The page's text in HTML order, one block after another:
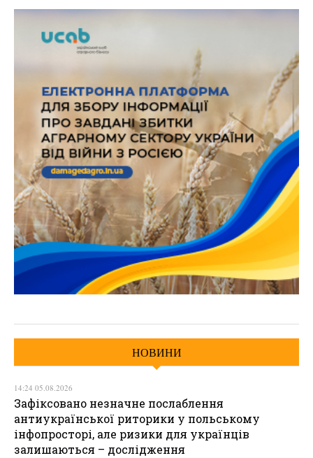
НОВИНИ
14:24 05.08.2026
Зафіксовано незначне послаблення
антиукраїнської риторики у польському
інфопросторі, але ризики для українців
залишаються – дослідження